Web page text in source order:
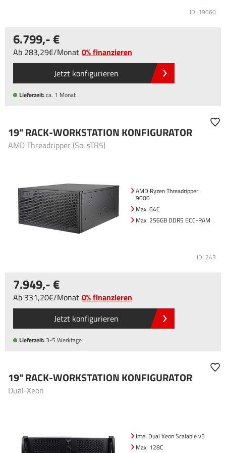
ID: 19660
6.799,-
Ab 283,29 /Monat 0% finanzieren
Jetzt konfigurieren
Lieferzeit:ca. 1 Monat
19" RACK-WORKSTATION KONFIGURATOR
AMD Threadripper (So. sTR5)
AMD Ryzen Threadripper
9000
Max. 64C
Max. 256GB DDR5 ECC-RAM
ID: 243
7.949,-
Ab 331,20 /Monat 0% finanzieren
Jetzt konfigurieren
Lieferzeit:3-5 Werktage
19" RACK-WORKSTATION KONFIGURATOR
Dual-Xeon
Intel Dual Xeon Scalable v5
Max. 128C